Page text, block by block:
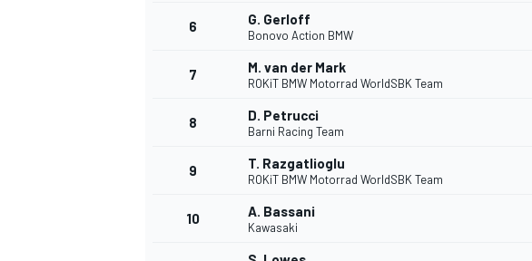
6 G. Gerloff
Bonovo Action BMW
7 M. van der Mark
ROKiT BMW Motorrad WorldSBK Team
8 D. Petrucci
Barni Racing Team
9 T. Razgatlioglu
ROKiT BMW Motorrad WorldSBK Team
10 A. Bassani
Kawasaki